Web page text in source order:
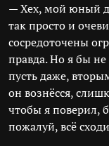
— Хех, мой юный
так просто и
сосредоточены
правда. Но я бы
пусть даже,
он вознёсся,
чтобы я поверил,
пожалуй, всё